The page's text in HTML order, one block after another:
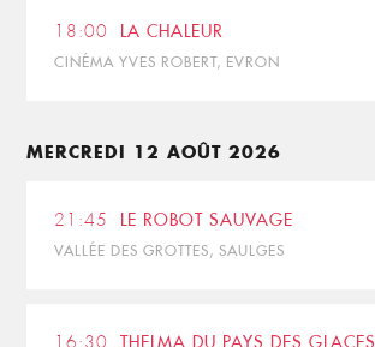
18:00 LA CHALEUR
CINÉMA YVES ROBERT, EVRON
MERCREDI 12 AOÛT 2026
21:45 LE ROBOT SAUVAGE
VALLÉE DES GROTTES, SAULGES
16:30 THELMA DU PAYS DES GLACES